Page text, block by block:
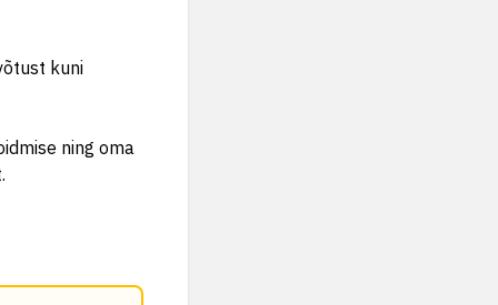
kuni
ning oma